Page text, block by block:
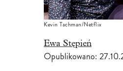
Kevin Tachman/Netflix
Ewa Stępień
Opublikowano: